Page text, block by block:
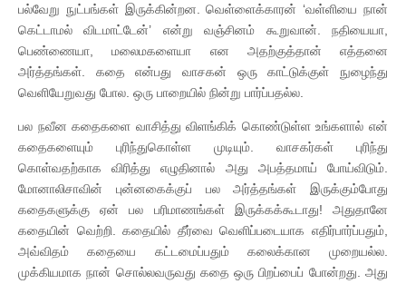
பல்வேறு நுட்பங்கள் இருக்கின்றன. வெள்ளைக்காரன் ‘வள்ளியை நான்
கெட்டாமல் விடமாட்டேன்’ என்று வஞ்சினம் கூறுவான். நதியையா,
பெண்ணையா, மலைமகளையா என அதற்குத்தான் எத்தனை
அர்த்தங்கள். கதை என்பது வாசகன் ஒரு காட்டுக்குள் நுழைந்து
வெளியேறுவது போல. ஒரு பாறையில் நின்று பார்ப்பதல்ல.
பல நவீன கதைகளை வாசித்து விளங்கிக் கொண்டுள்ள உங்களால் என்
கதைகளையும் புரிந்துகொள்ள முடியும். வாசகர்கள் புரிந்து
கொள்வதற்காக விரித்து எழுதினால் அது அபத்தமாய் போய்விடும்.
மோனாலிசாவின் புன்னகைக்குப் பல அர்த்தங்கள் இருக்கும்போது
கதைகளுக்கு ஏன் பல பரிமாணங்கள் இருக்கக்கூடாது! அதுதானே
கதையின் வெற்றி. கதையில் தீர்வை வெளிப்படையாக எதிர்பார்ப்பதும்,
அவ்விதம் கதையை கட்டமைப்பதும் கலைக்கான முறையல்ல.
முக்கியமாக நான் சொல்லவருவது கதை ஒரு பிறப்பைப் போன்றது. அது